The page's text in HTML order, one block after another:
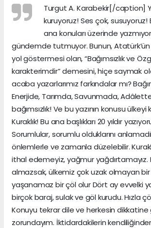
Turgut A. Karabekir[/caption]
kuruyoruz! Ses çok, susuyoruz!
ana konuları üzerinde
gündemde tutmuyor. Bunun, Atatürk’ün
yol göstermesi olan, “Bağımsızlık ve
karakterimdir” demesini, hiçe saymak
acaba yazarlarımız farkındalar mı?
Enerjide, Tarımda, Savunmada,
bağımsızlık! Ve bu yazının konusu
Kuraklık! Bu ana başlıkları 20 yıldır
Sorumlular, sorumlu olduklarını
önlemlerle ve zamanla düzelebilir.
ithal edemeyiz, yağmur
almazsak, ülkemiz çok uzak olmayan
yaşanamaz bir çöl olur Dört ay evvelki
birçok baraj, sulak ve göl kurudu. Hızla
Konuyu tekrar dile ve herkesin
zorundayım. İktidardakilerin